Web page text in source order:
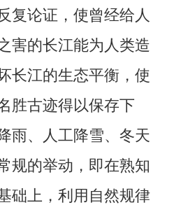
复论证，使曾经给人
害的长江能为人类造
长江的生态平衡，使
胜古迹得以保存下
雨、人工降雪、冬天
规的举动，即在熟知
础上，利用自然规律